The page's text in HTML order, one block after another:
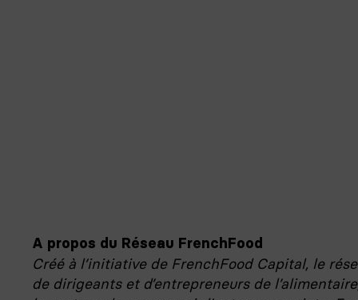
A propos du Réseau FrenchFood
Créé à l’initiative de FrenchFood Capital, le
de dirigeants et d’entrepreneurs de